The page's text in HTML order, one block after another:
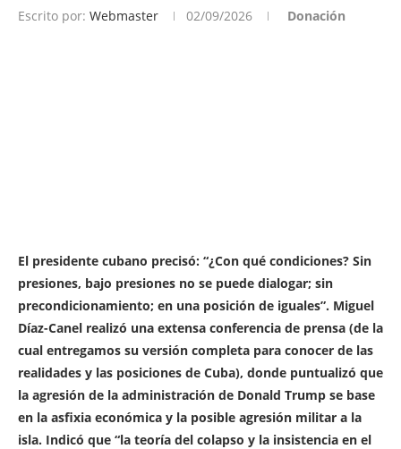
Escrito por: Webmaster 02/09/2026 Donación
El presidente cubano precisó: “¿Con qué condiciones? Sin
presiones, bajo presiones no se puede dialogar; sin
precondicionamiento; en una posición de iguales”. Miguel
Díaz-Canel realizó una extensa conferencia de prensa (de la
cual entregamos su versión completa para conocer de las
realidades y las posiciones de Cuba), donde puntualizó que
la agresión de la administración de Donald Trump se base
en la asfixia económica y la posible agresión militar a la
isla. Indicó que “la teoría del colapso y la insistencia en el